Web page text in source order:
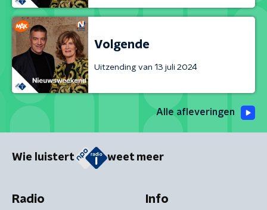
Volgende
Uitzending van 13 juli 2024
Alle afleveringen
Wie luistert weet meer
Radio Info